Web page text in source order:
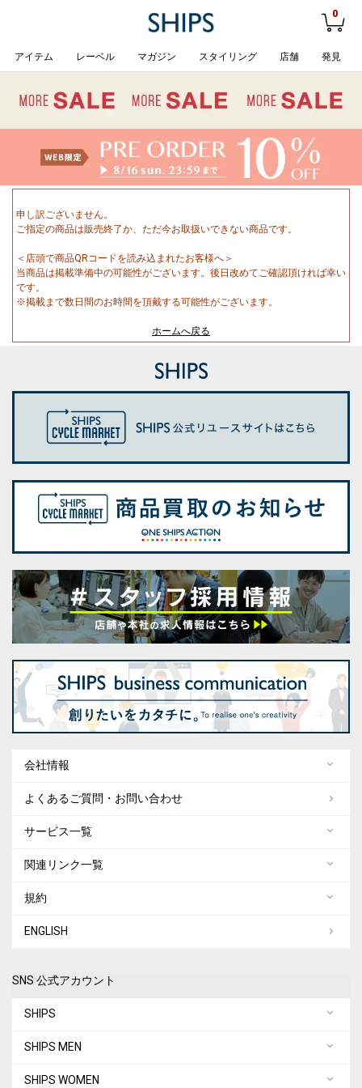
0
アイテム レーベル マガジン スタイリング 店舗 発見
申し訳ございません。
ご指定の商品は販売終了か、ただ今お取扱いできない商品です。
＜店頭で商品QRコードを読み込まれたお客様へ＞
当商品は掲載準備中の可能性がございます。後日改めてご確認頂ければ幸い
です。
※掲載まで数日間のお時間を頂戴する可能性がございます。
ホームへ戻る
会社情報
よくあるご質問・お問い合わせ
サービス一覧
関連リンク一覧
規約
ENGLISH
SNS 公式アカウント
SHIPS
SHIPS MEN
SHIPS WOMEN